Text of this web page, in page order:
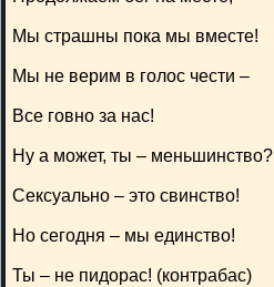
Мы страшны пока мы вместе!
Мы не верим в голос чести –
Все говно за нас!
Ну а может, ты – меньшинство?
Сексуально – это свинство!
Но сегодня – мы единство!
Ты – не пидорас! (контрабас)